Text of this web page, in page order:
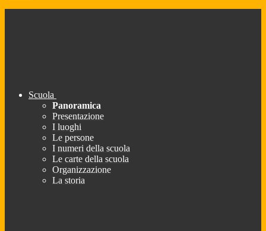
Scuola
Panoramica
Presentazione
I luoghi
Le persone
I numeri della scuola
Le carte della scuola
Organizzazione
La storia